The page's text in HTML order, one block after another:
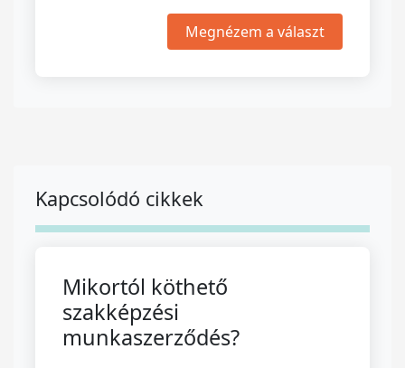
Megnézem a választ
Kapcsolódó cikkek
Mikortól köthető
szakképzési
munkaszerződés?